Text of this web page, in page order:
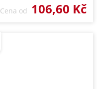
Cena od 106,60 Kč